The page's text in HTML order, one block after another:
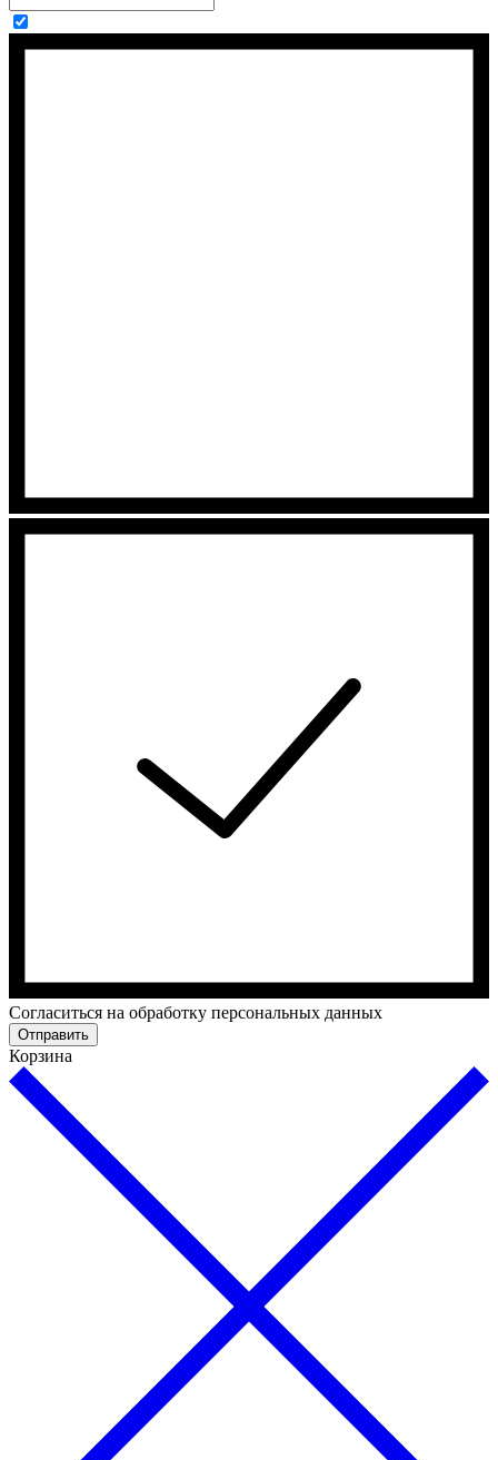
Cогласиться на обработку персональных данных
Отправить
Корзина